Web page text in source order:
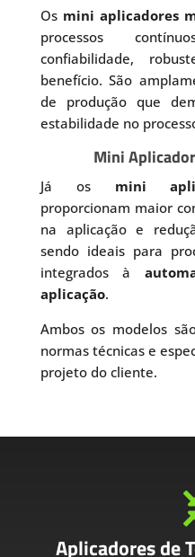
Os mini aplicadores
processos
confiabilidade,
benefício. São
de produção que
estabilidade no
Mini
Já os mini
proporcionam maior
na aplicação e
sendo ideais para
integrados à
aplicação.
Ambos os modelos
normas técnicas e
projeto do cliente.
Aplicadores de